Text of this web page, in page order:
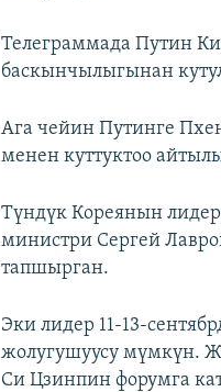
Телеграммада Путин
баскынчылыгынан
Ага чейин Путинге
менен куттуктоо
Түндүк Кореянын
министри Сергей
тапшырган.
Эки лидер 11-13-
жолугушуусу мүмкүн.
Си Цзинпин форумга